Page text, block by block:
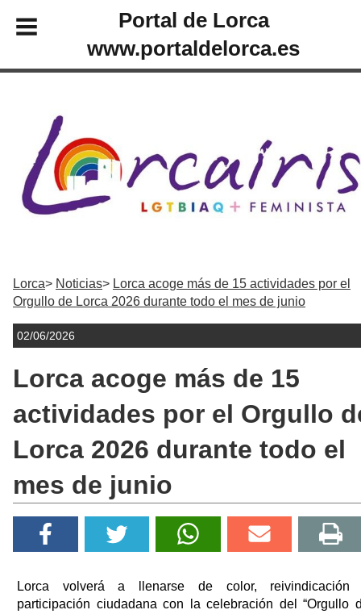
Portal de Lorca
www.portaldelorca.es
Lorca Noticias
Lorca acoge más de 15 actividades por el
Orgullo de Lorca 2026 durante todo el mes de junio
02/06/2026
Lorca acoge más de 15
actividades por el Orgullo
Lorca 2026 durante todo el
mes de junio
Lorca volverá a llenarse de color, reivindicación
participación ciudadana con la celebración del “Orgullo